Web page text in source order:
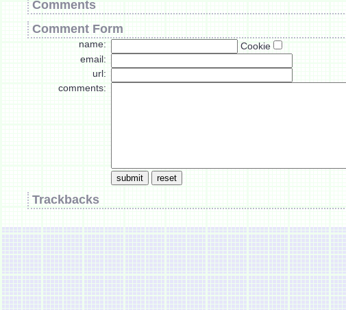
Comments
Comment Form
name:
Cookie
email:
url:
comments:
Trackbacks